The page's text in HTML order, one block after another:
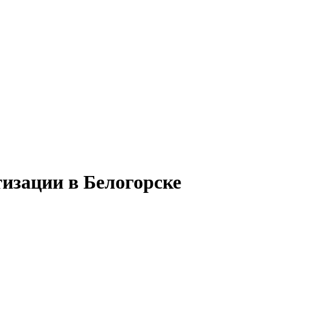
в Белогорске